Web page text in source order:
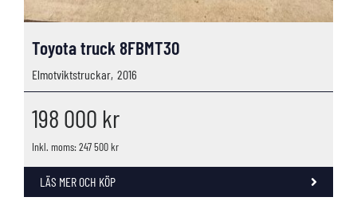
Toyota truck 8FBMT30
Elmotviktstruckar, 2016
198 000 kr
Inkl. moms: 247 500 kr
LÄS MER OCH KÖP